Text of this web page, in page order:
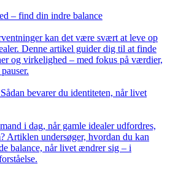
– find din indre balance
kan det være svært at leve op
Denne artikel guider dig til at finde
og virkelighed – med fokus på værdier,
bevarer du identiteten, når livet
i dag, når gamle idealer udfordres,
Artiklen undersøger, hvordan du kan
balance, når livet ændrer sig – i